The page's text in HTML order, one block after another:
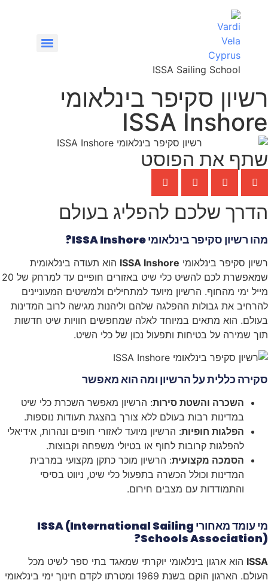
ISSA Sailing School
רשיון סקיפר בינלאומי
ISSA Inshore
שתף את הפוסט
הדרך שלכם להפליג בעולם
מהו רשיון סקיפר בינלאומי ISSA Inshore?
רשיון סקיפר בינלאומי ISSA Inshore הוא תעודה בינלאומית
שמאפשרת לכם להשיט כלי שיט באזורים חופיים עד למרחק של 20
מייל ימי מהחוף. הרשיון מיועד למתחילים ולמשיטים המעוניינים
להרחיב את גבולות ההפלגה שלהם וליהנות מגישה לרוב המדינות
בעולם. הוא מתאים במיוחד לאלה שמחפשים חוויות שיט חדשות
תוך שמירה על בטיחות ותפעול נכון של כלי השיט.
סקירה כללית על הרשיון ומה הוא מאפשר
השכרה והשטת סירות: הרשיון מאפשר השכרת כלי שיט
במדינות רבות בעולם ללא צורך בהצגת תעודות נוספות.
הפלגות חופיות: הרשיון מיועד לאזורי חופים ונהרות, אידיאלי
להפלגות קרובות לחוף או בטיולי משפחה וקבוצות.
הסמכה מקצועית: הרשיון מוכר כתקן מקצועי במרבית
המדינות וכולל הכשרה בתפעול כלי שיט, ניווט בסיסי
והתמודדות עם מצבים חירום.
מי עומד מאחורי ISSA (International Sailing
Schools Association)?
ISSA הוא ארגון בינלאומי יוקרתי שמאגד בתי ספר לשיט מכל
העולם. הארגון הוקם בשנת 1969 ומטרתו לקדם חינוך ימי בינלאומי